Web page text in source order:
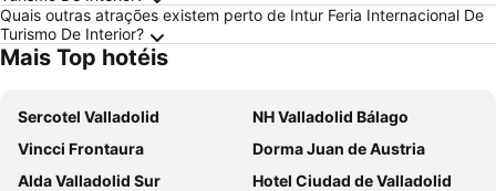
Quais outras atrações existem perto de Intur Feria Internacional De
Turismo De Interior?
Mais Top hotéis
Sercotel Valladolid
NH Valladolid Bálago
Vincci Frontaura
Dorma Juan de Austria
Alda Valladolid Sur
Hotel Ciudad de Valladolid